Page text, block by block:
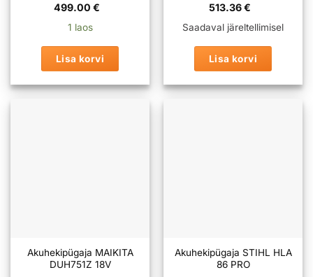
499.00 €
1 laos
Lisa korvi
513.36€
Saadaval järeltellimisel
Lisa korvi
Akuhekipügaja MAIKITA
DUH751Z 18V
Akuhekipügaja STIHL HLA
86 PRO